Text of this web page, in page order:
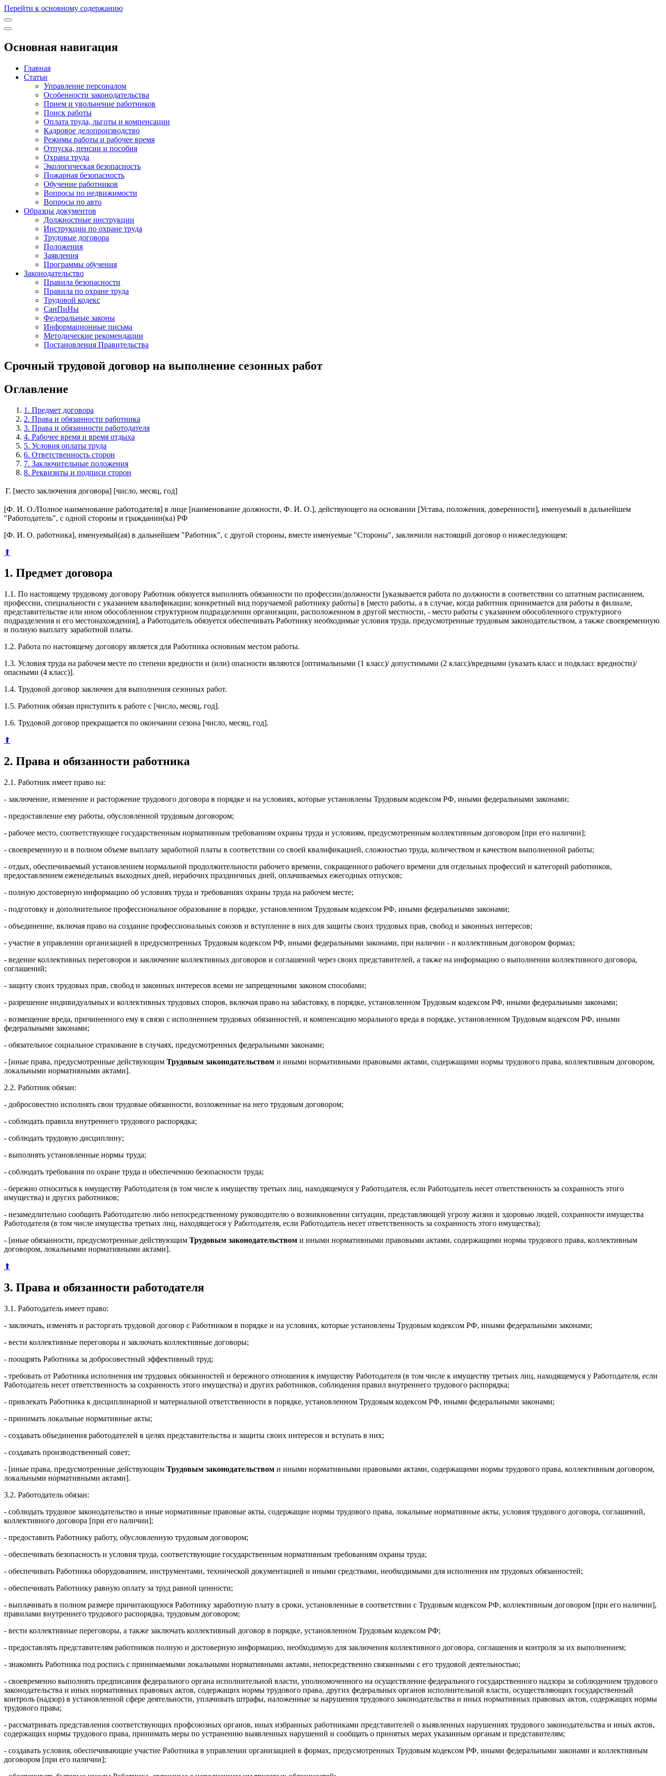
Перейти к основному содержанию
Основная навигация
Главная
Статьи
Управление персоналом
Особенности законодательства
Прием и увольнение работников
Поиск работы
Оплата труда, льготы и компенсации
Кадровое делопроизводство
Режимы работы и рабочее время
Отпуска, пенсии и пособия
Охрана труда
Экологическая безопасность
Пожарная безопасность
Обучение работников
Вопросы по недвижимости
Вопросы по авто
Образцы документов
Должностные инструкции
Инструкции по охране труда
Трудовые договора
Положения
Заявления
Программы обучения
Законодательство
Правила безопасности
Правила по охране труда
Трудовой кодекс
СанПиНы
Федеральные законы
Информационные письма
Методические рекомендации
Постановления Правительства
Срочный трудовой договор на выполнение сезонных работ
Оглавление
1. Предмет договора
2. Права и обязанности работника
3. Права и обязанности работодателя
4. Рабочее время и время отдыха
5. Условия оплаты труда
6. Ответственность сторон
7. Заключительные положения
8. Реквизиты и подписи сторон
Г. [место заключения договора] [число, месяц, год]
[Ф. И. О./Полное наименование работодателя] в лице [наименование должности, Ф. И. О.], действующего на основании [Устава, положения, доверенности], именуемый в дальнейшем
"Работодатель", с одной стороны и гражданин(ка) РФ
[Ф. И. О. работника], именуемый(ая) в дальнейшем "Работник", с другой стороны, вместе именуемые "Стороны", заключили настоящий договор о нижеследующем:
⬆
1. Предмет договора
1.1. По настоящему трудовому договору Работник обязуется выполнять обязанности по профессии/должности [указывается работа по должности в соответствии со штатным расписанием,
профессии, специальности с указанием квалификации; конкретный вид поручаемой работнику работы] в [место работы, а в случае, когда работник принимается для работы в филиале,
представительстве или ином обособленном структурном подразделении организации, расположенном в другой местности, - место работы с указанием обособленного структурного
подразделения и его местонахождения], а Работодатель обязуется обеспечивать Работнику необходимые условия труда, предусмотренные трудовым законодательством, а также своевременную
и полную выплату заработной платы.
1.2. Работа по настоящему договору является для Работника основным местом работы.
1.3. Условия труда на рабочем месте по степени вредности и (или) опасности являются [оптимальными (1 класс)/ допустимыми (2 класс)/вредными (указать класс и подкласс вредности)/
опасными (4 класс)].
1.4. Трудовой договор заключен для выполнения сезонных работ.
1.5. Работник обязан приступить к работе с [число, месяц, год].
1.6. Трудовой договор прекращается по окончании сезона [число, месяц, год].
⬆
2. Права и обязанности работника
2.1. Работник имеет право на:
- заключение, изменение и расторжение трудового договора в порядке и на условиях, которые установлены Трудовым кодексом РФ, иными федеральными законами;
- предоставление ему работы, обусловленной трудовым договором;
- рабочее место, соответствующее государственным нормативным требованиям охраны труда и условиям, предусмотренным коллективным договором [при его наличии];
- своевременную и в полном объеме выплату заработной платы в соответствии со своей квалификацией, сложностью труда, количеством и качеством выполненной работы;
- отдых, обеспечиваемый установлением нормальной продолжительности рабочего времени, сокращенного рабочего времени для отдельных профессий и категорий работников,
предоставлением еженедельных выходных дней, нерабочих праздничных дней, оплачиваемых ежегодных отпусков;
- полную достоверную информацию об условиях труда и требованиях охраны труда на рабочем месте;
- подготовку и дополнительное профессиональное образование в порядке, установленном Трудовым кодексом РФ, иными федеральными законами;
- объединение, включая право на создание профессиональных союзов и вступление в них для защиты своих трудовых прав, свобод и законных интересов;
- участие в управлении организацией в предусмотренных Трудовым кодексом РФ, иными федеральными законами, при наличии - и коллективным договором формах;
- ведение коллективных переговоров и заключение коллективных договоров и соглашений через своих представителей, а также на информацию о выполнении коллективного договора,
соглашений;
- защиту своих трудовых прав, свобод и законных интересов всеми не запрещенными законом способами;
- разрешение индивидуальных и коллективных трудовых споров, включая право на забастовку, в порядке, установленном Трудовым кодексом РФ, иными федеральными законами;
- возмещение вреда, причиненного ему в связи с исполнением трудовых обязанностей, и компенсацию морального вреда в порядке, установленном Трудовым кодексом РФ, иными
федеральными законами;
- обязательное социальное страхование в случаях, предусмотренных федеральными законами;
- [иные права, предусмотренные действующим Трудовым законодательством и иными нормативными правовыми актами, содержащими нормы трудового права, коллективным договором,
локальными нормативными актами].
2.2. Работник обязан:
- добросовестно исполнять свои трудовые обязанности, возложенные на него трудовым договором;
- соблюдать правила внутреннего трудового распорядка;
- соблюдать трудовую дисциплину;
- выполнять установленные нормы труда;
- соблюдать требования по охране труда и обеспечению безопасности труда;
- бережно относиться к имуществу Работодателя (в том числе к имуществу третьих лиц, находящемуся у Работодателя, если Работодатель несет ответственность за сохранность этого
имущества) и других работников;
- незамедлительно сообщить Работодателю либо непосредственному руководителю о возникновении ситуации, представляющей угрозу жизни и здоровью людей, сохранности имущества
Работодателя (в том числе имущества третьих лиц, находящегося у Работодателя, если Работодатель несет ответственность за сохранность этого имущества);
- [иные обязанности, предусмотренные действующим Трудовым законодательством и иными нормативными правовыми актами, содержащими нормы трудового права, коллективным
договором, локальными нормативными актами].
⬆
3. Права и обязанности работодателя
3.1. Работодатель имеет право:
- заключать, изменять и расторгать трудовой договор с Работником в порядке и на условиях, которые установлены Трудовым кодексом РФ, иными федеральными законами;
- вести коллективные переговоры и заключать коллективные договоры;
- поощрять Работника за добросовестный эффективный труд;
- требовать от Работника исполнения им трудовых обязанностей и бережного отношения к имуществу Работодателя (в том числе к имуществу третьих лиц, находящемуся у Работодателя, если
Работодатель несет ответственность за сохранность этого имущества) и других работников, соблюдения правил внутреннего трудового распорядка;
- привлекать Работника к дисциплинарной и материальной ответственности в порядке, установленном Трудовым кодексом РФ, иными федеральными законами;
- принимать локальные нормативные акты;
- создавать объединения работодателей в целях представительства и защиты своих интересов и вступать в них;
- создавать производственный совет;
- [иные права, предусмотренные действующим Трудовым законодательством и иными нормативными правовыми актами, содержащими нормы трудового права, коллективным договором,
локальными нормативными актами].
3.2. Работодатель обязан:
- соблюдать трудовое законодательство и иные нормативные правовые акты, содержащие нормы трудового права, локальные нормативные акты, условия трудового договора, соглашений,
коллективного договора [при его наличии];
- предоставить Работнику работу, обусловленную трудовым договором;
- обеспечивать безопасность и условия труда, соответствующие государственным нормативным требованиям охраны труда;
- обеспечивать Работника оборудованием, инструментами, технической документацией и иными средствами, необходимыми для исполнения им трудовых обязанностей;
- обеспечивать Работнику равную оплату за труд равной ценности;
- выплачивать в полном размере причитающуюся Работнику заработную плату в сроки, установленные в соответствии с Трудовым кодексом РФ, коллективным договором [при его наличии],
правилами внутреннего трудового распорядка, трудовым договором;
- вести коллективные переговоры, а также заключать коллективный договор в порядке, установленном Трудовым кодексом РФ;
- предоставлять представителям работников полную и достоверную информацию, необходимую для заключения коллективного договора, соглашения и контроля за их выполнением;
- знакомить Работника под роспись с принимаемыми локальными нормативными актами, непосредственно связанными с его трудовой деятельностью;
- своевременно выполнять предписания федерального органа исполнительной власти, уполномоченного на осуществление федерального государственного надзора за соблюдением трудового
законодательства и иных нормативных правовых актов, содержащих нормы трудового права, других федеральных органов исполнительной власти, осуществляющих государственный
контроль (надзор) в установленной сфере деятельности, уплачивать штрафы, наложенные за нарушения трудового законодательства и иных нормативных правовых актов, содержащих нормы
трудового права;
- рассматривать представления соответствующих профсоюзных органов, иных избранных работниками представителей о выявленных нарушениях трудового законодательства и иных актов,
содержащих нормы трудового права, принимать меры по устранению выявленных нарушений и сообщать о принятых мерах указанным органам и представителям;
- создавать условия, обеспечивающие участие Работника в управлении организацией в формах, предусмотренных Трудовым кодексом РФ, иными федеральными законами и коллективным
договором [при его наличии];